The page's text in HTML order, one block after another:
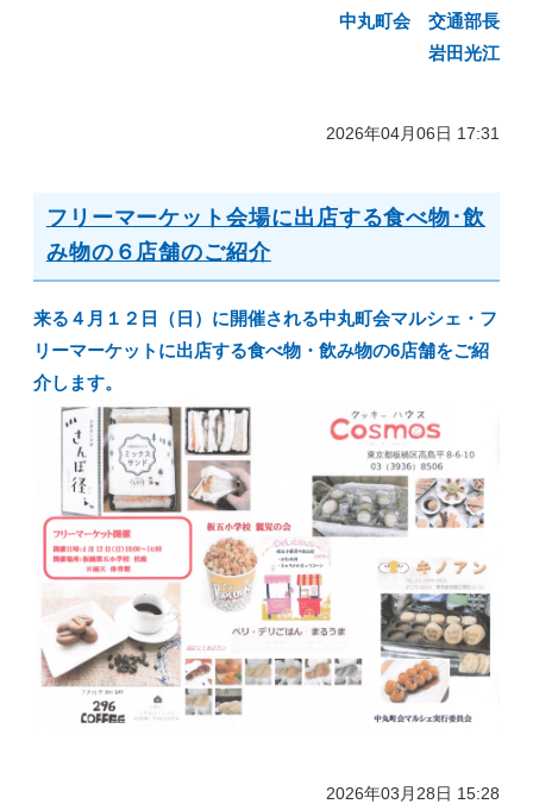
中丸町会 交通部長
岩田光江
2026年04月06日 17:31
フリーマーケット会場に出店する食べ物･飲
み物の６店舗のご紹介
来る４月１２日（日）に開催される中丸町会マルシェ・フ
リーマーケットに出店する食べ物・飲み物の6店舗をご紹
介します。
2026年03月28日 15:28